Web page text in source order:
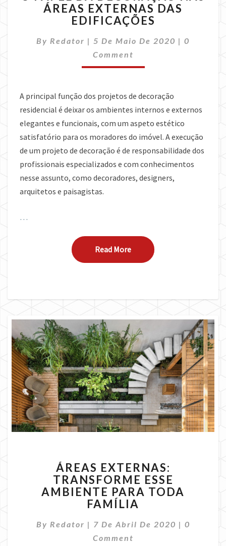
DA
DECORAÇÃO
NAS
ÁREAS
EXTERNAS
ÁREAS EXTERNAS DAS
EDIFICAÇÕES
By Redator | 5 De Maio De 2020 | 0
Comment
A principal função dos projetos de decoração
residencial é deixar os ambientes internos e externos
elegantes e funcionais, com um aspeto estético
satisfatório para os moradores do imóvel. A execução
de um projeto de decoração é de responsabilidade dos
profissionais especializados e com conhecimentos
nesse assunto, como decoradores, designers,
arquitetos e paisagistas.
…
Read MoreRead More
EXTERNAS:
TRANSFORME
ESSE
AMBIENTE
TODA
FAMÍLIA
ÁREAS EXTERNAS:
TRANSFORME ESSE
AMBIENTE PARA TODA
FAMÍLIA
By Redator | 7 De Abril De 2020 | 0
Comment